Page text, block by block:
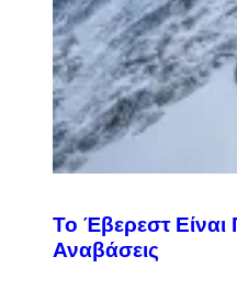
Το Έβερεστ
Αναβάσεις